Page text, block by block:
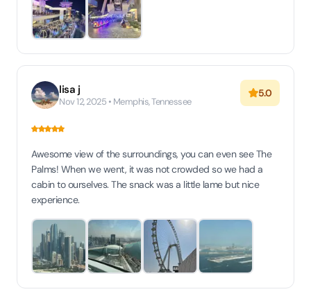
lisa j
Nov 12, 2025 • Memphis, Tennessee
5.0
Awesome view of the surroundings, you can even see The
Palms! When we went, it was not crowded so we had a
cabin to ourselves. The snack was a little lame but nice
experience.